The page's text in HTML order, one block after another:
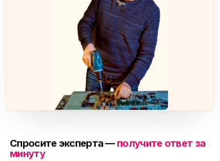
Спросите эксперта — получите ответ за
минуту